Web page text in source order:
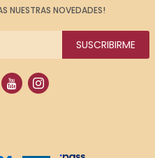
NUESTRAS NOVEDADES!
SUSCRIBIRME
 